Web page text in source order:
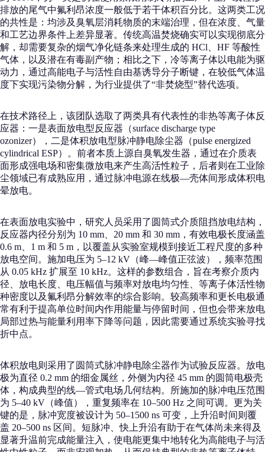
排放的尾气中氟利昂浓度一般低于若干体积百分比。这两类工况
的共性是：均涉及臭氧层消耗物质的末端治理，但在浓度、气量
和工艺边界条件上差异显著。传统高温焚烧确实可以实现彻底分
解，却需要复杂的烟气净化链条来处理生成的 HCl、HF 等酸性
气体，以及潜在有毒副产物；相比之下，冷等离子体以电能为驱
动力，通过高能电子与活性自由基诱导分子断键，在较低气体温
度下实现污染物分解，为行业提供了“非焚烧型”替代选项。
在技术路径上，该团队选取了两类具有代表性的非热等离子体反
应器：一是表面放电型反应器（surface discharge type
ozonizer），二是体积放电型脉冲静电除尘器（pulse energized
cylindrical ESP）。前者本质上源自臭氧发生器，通过在介质表
面形成强电场和密集微放电来产生高活性粒子，后者则在工业除
尘领域已有成熟应用，通过脉冲电源在线极—壳体间形成体积电
晕放电。
在表面放电实验中，研究人员采用了圆筒式介质阻挡放电结构，
反应器内径分别为 10 mm、20 mm 和 30 mm，有效电极长度涵盖
0.6 m、1 m 和 5 m，以覆盖从实验室规模到接近工程尺度的多种
放电空间。施加电压为 5–12 kV（峰—峰值正弦波），频率范围
从 0.05 kHz 扩展至 10 kHz。这样的参数组合，旨在考察介质内
径、放电长度、电压幅值与频率对放电均匀性、等离子体活性物
种密度以及氟利昂分解效率的综合影响。较高频率和更长电极通
常有利于提高单位时间内作用能量与停留时间，但也会带来放电
局部过热与能量利用率下降等问题，因此需要通过系统实验寻找
折中点。
体积放电则采用了圆筒式脉冲静电除尘器作为试验反应器。放电
极为直径 0.2 mm 的细金属丝，外侧为内径 45 mm 的圆筒电极壳
体，构成典型的线—管式电场几何结构。所施加的脉冲电压范围
为 5–40 kV（峰值），重复频率在 10–500 Hz 之间可调。更为关
键的是，脉冲宽度被设计为 50–1500 ns 可变，上升沿时间则覆
盖 20–500 ns 区间。短脉冲、快上升沿有助于在气体尚未来得及
显著升温前完成能量注入，使电能更集中地转化为高能电子与活